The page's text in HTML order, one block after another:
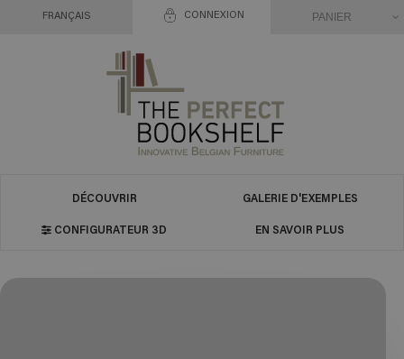
CONNEXION
FRANÇAIS PANIER
DÉCOUVRIR GALERIE D'EXEMPLES
CONFIGURATEUR 3D EN SAVOIR PLUS